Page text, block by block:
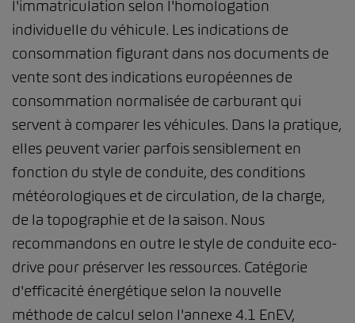
l'immatriculation selon l'homologation
individuelle du véhicule. Les indications de
consommation figurant dans nos documents de
vente sont des indications européennes de
consommation normalisée de carburant qui
servent à comparer les véhicules. Dans la pratique,
elles peuvent varier parfois sensiblement en
fonction du style de conduite, des conditions
météorologiques et de circulation, de la charge,
de la topographie et de la saison. Nous
recommandons en outre le style de conduite eco-
drive pour préserver les ressources. Catégorie
d'efficacité énergétique selon la nouvelle
méthode de calcul selon l'annexe 4.1 EnEV,